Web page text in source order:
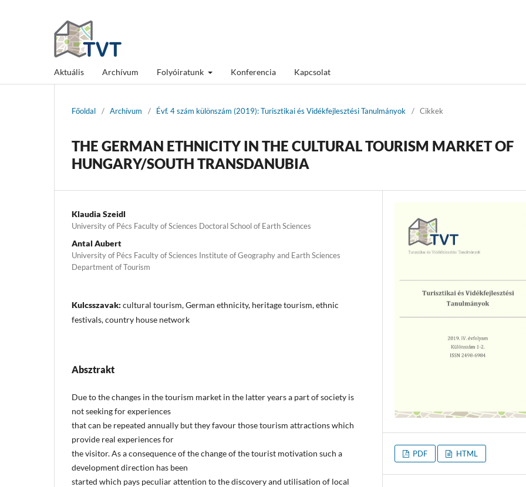
Aktuális Archívum Folyóiratunk Konferencia Kapcsolat
Főoldal / Archívum / Évf. 4 szám különszám (2019): Turisztikai és Vidékfejlesztési Tanulmányok / Cikkek
THE GERMAN ETHNICITY IN THE CULTURAL TOURISM MARKET OF
HUNGARY/SOUTH TRANSDANUBIA
Klaudia Szeidl
University of Pécs Faculty of Sciences Doctoral School of Earth Sciences
Antal Aubert
University of Pécs Faculty of Sciences Institute of Geography and Earth Sciences
Department of Tourism
Kulcsszavak: cultural tourism, German ethnicity, heritage tourism, ethnic
festivals, country house network
Absztrakt
Due to the changes in the tourism market in the latter years a part of society is
not seeking for experiences
that can be repeated annually but they favour those tourism attractions which
provide real experiences for
the visitor. As a consequence of the change of the tourist motivation such a
development direction has been
started which pays peculiar attention to the discovery and utilisation of local
PDF HTML